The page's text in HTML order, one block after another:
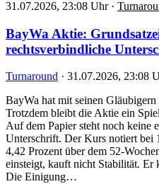
31.07.2026, 23:08 Uhr ·
BayWa Aktie:
rechtsverbindliche
Turnaround · 31.07.2026, 23:08
BayWa hat mit seinen
Trotzdem bleibt die Aktie ein
Auf dem Papier steht noch keine
Unterschrift. Der Kurs notiert bei
4,42 Prozent über dem 52-
einsteigt, kauft nicht Stabilität. Er
Die Einigung…